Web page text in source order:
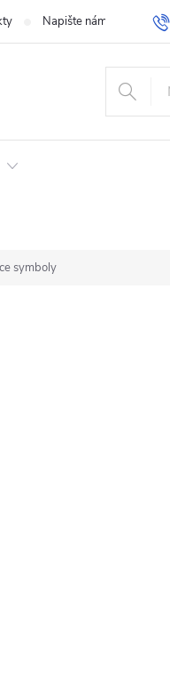
Napište nám Blog
symboly